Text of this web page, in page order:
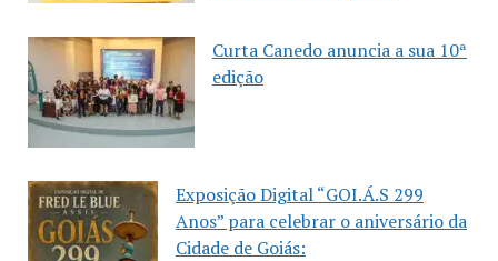
Curta Canedo anuncia a sua 10ª
edição
Exposição Digital “GOI.Á.S 299
Anos” para celebrar o aniversário da
Cidade de Goiás: